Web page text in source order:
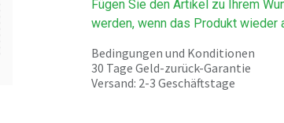
Fügen Sie den Artikel zu Ihrem
werden, wenn das Produkt wieder
Bedingungen und Konditionen
30 Tage Geld-zurück-Garantie
Versand: 2-3 Geschäftstage